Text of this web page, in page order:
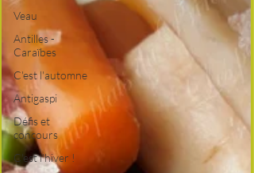
Veau
Antilles -
Caraïbes
C'est l'automne
Antigaspi
Défis et
concours
C'est l'hiver !